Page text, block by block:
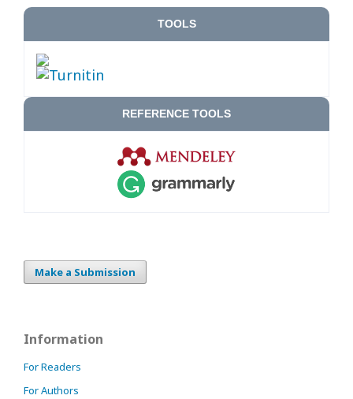
TOOLS
REFERENCE TOOLS
Make a Submission
Information
For Readers
For Authors